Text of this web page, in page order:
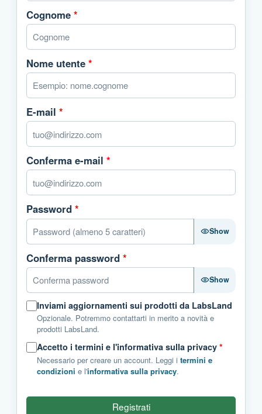
Cognome *
Nome utente *
E-mail *
Conferma e-mail *
Password *
Show
Conferma password *
Show
Inviami aggiornamenti sui prodotti da LabsLand
Opzionale. Potremmo contattarti in merito a novità e
prodotti LabsLand.
Accetto i termini e l'informativa sulla privacy *
Necessario per creare un account. Leggi i termini e
condizioni e l'informativa sulla privacy.
Registrati